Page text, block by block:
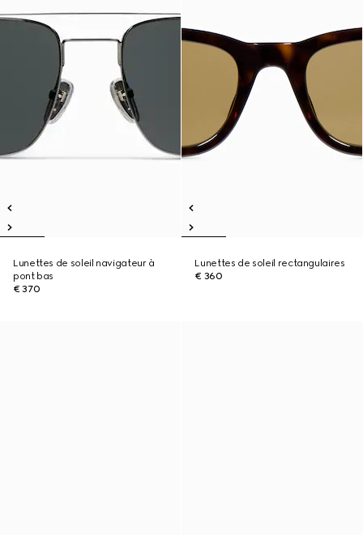
Lunettes de soleil navigateur à
pont bas
€ 370
Lunettes de soleil rectangulaires
€ 360